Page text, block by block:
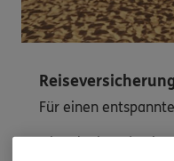
Für einen
Mit Urlaub und